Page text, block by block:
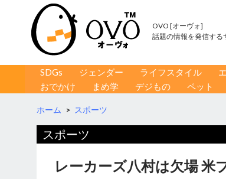
OVO [オーヴォ]
話題の情報を発信する
コンテンツへ移動
SDGs ジェンダー ライフスタイル
おでかけ
まめ学 デジもの ペット
ホーム > スポーツ
スポーツ
レーカーズ八村は欠場 米